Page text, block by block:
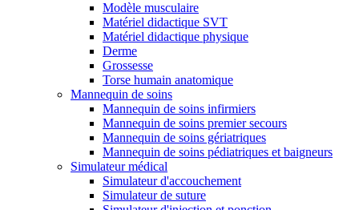
Modèle musculaire
Matériel didactique SVT
Matériel didactique physique
Derme
Grossesse
Torse humain anatomique
Mannequin de soins
Mannequin de soins infirmiers
Mannequin de soins premier secours
Mannequin de soins gériatriques
Mannequin de soins pédiatriques et baigneurs
Simulateur médical
Simulateur d'accouchement
Simulateur de suture